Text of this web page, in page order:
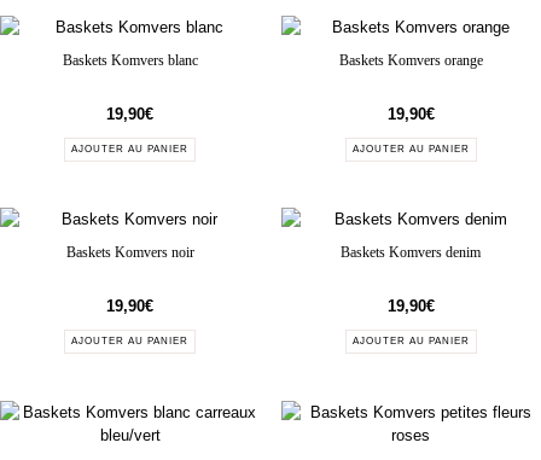
Baskets Komvers blanc
19,90€
AJOUTER AU PANIER
Baskets Komvers orange
19,90€
AJOUTER AU PANIER
Baskets Komvers noir
19,90€
AJOUTER AU PANIER
Baskets Komvers denim
19,90€
AJOUTER AU PANIER